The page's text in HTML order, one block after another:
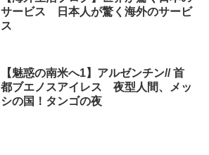
サービス 日本人が驚く海外のサービ
ス
【魅惑の南米へ1】アルゼンチン// 首
都ブエノスアイレス 夜型人間、メッ
シの国！タンゴの夜